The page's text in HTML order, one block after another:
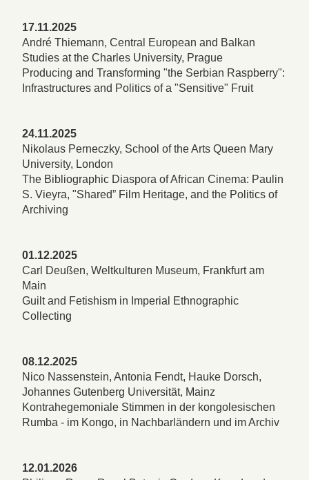
17.11.2025
André Thiemann, Central European and Balkan
Studies at the Charles University, Prague
Producing and Transforming "the Serbian Raspberry":
Infrastructures and Politics of a "Sensitive" Fruit
24.11.2025
Nikolaus Perneczky, School of the Arts Queen Mary
University, London
The Bibliographic Diaspora of African Cinema: Paulin
S. Vieyra, "Shared” Film Heritage, and the Politics of
Archiving
01.12.2025
Carl Deußen, Weltkulturen Museum, Frankfurt am
Main
Guilt and Fetishism in Imperial Ethnographic
Collecting
08.12.2025
Nico Nassenstein, Antonia Fendt, Hauke Dorsch,
Johannes Gutenberg Universität, Mainz
Kontrahegemoniale Stimmen in der kongolesischen
Rumba - im Kongo, in Nachbarländern und im Archiv
12.01.2026